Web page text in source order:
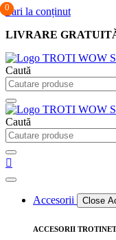
Sari la conținut
LIVRARE
0
Caută
Caută
0
0
Accesorii Close
ACCESORII